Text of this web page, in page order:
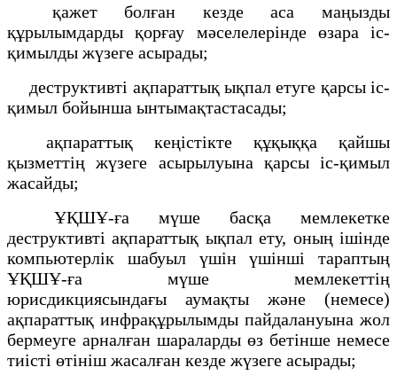
қажет болған кезде аса маңызды
құрылымдарды қорғау мәселелерінде өзара іс-
қимылды жүзеге асырады;
деструктивті ақпараттық ықпал етуге қарсы іс-
қимыл бойынша ынтымақтастасады;
ақпараттық кеңістікте құқыққа қайшы
қызметтің жүзеге асырылуына қарсы іс-қимыл
жасайды;
ҰҚШҰ-ға мүше басқа мемлекетке
деструктивті ақпараттық ықпал ету, оның ішінде
компьютерлік шабуыл үшін үшінші тараптың
ҰҚШҰ-ға мүше мемлекеттің
юрисдикциясындағы аумақты және (немесе)
ақпараттық инфрақұрылымды пайдалануына жол
бермеуге арналған шараларды өз бетінше немесе
тиісті өтініш жасалған кезде жүзеге асырады;